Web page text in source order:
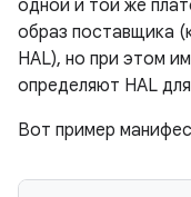
одной и той же
образ поставщика
HAL), но при этом
определяют HAL
Вот пример